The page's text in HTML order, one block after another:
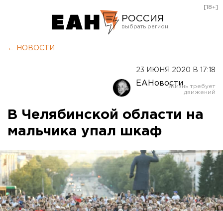
РОССИЯ
Оренбург
[18+]
← НОВОСТИ
23 ИЮНЯ 2020 В 17:18
ЕАНовости
В Челябинской области на
мальчика упал шкаф